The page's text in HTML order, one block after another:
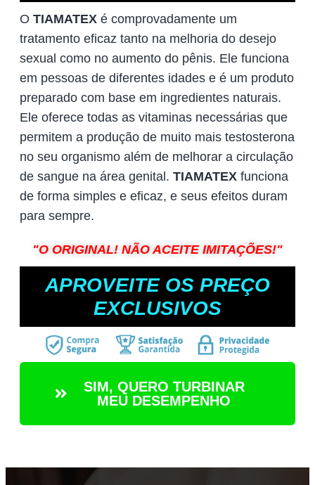
O TIAMATEX é comprovadamente um
tratamento eficaz tanto na melhoria do desejo
sexual como no aumento do pênis. Ele funciona
em pessoas de diferentes idades e é um produto
preparado com base em ingredientes naturais.
Ele oferece todas as vitaminas necessárias que
permitem a produção de muito mais testosterona
no seu organismo além de melhorar a circulação
de sangue na área genital. TIAMATEX funciona
de forma simples e eficaz, e seus efeitos duram
para sempre.
"O ORIGINAL! NÃO ACEITE IMITAÇÕES!"
APROVEITE OS PREÇO
EXCLUSIVOS
SIM, QUERO TURBINAR
MEU DESEMPENHO